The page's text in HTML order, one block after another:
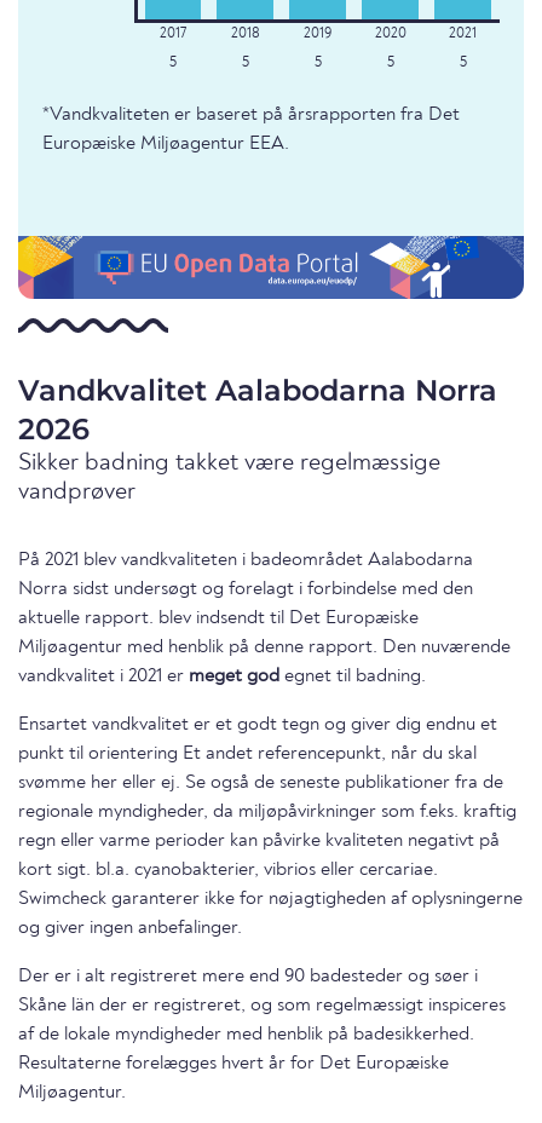
5 5 5 5 5
*Vandkvaliteten er baseret på årsrapporten fra Det
Europæiske Miljøagentur EEA.
Vandkvalitet Aalabodarna Norra
2026
Sikker badning takket være regelmæssige
vandprøver
På 2021 blev vandkvaliteten i badeområdet Aalabodarna
Norra sidst undersøgt og forelagt i forbindelse med den
aktuelle rapport. blev indsendt til Det Europæiske
Miljøagentur med henblik på denne rapport. Den nuværende
vandkvalitet i 2021 er meget god egnet til badning.
Ensartet vandkvalitet er et godt tegn og giver dig endnu et
punkt til orientering Et andet referencepunkt, når du skal
svømme her eller ej. Se også de seneste publikationer fra de
regionale myndigheder, da miljøpåvirkninger som f.eks. kraftig
regn eller varme perioder kan påvirke kvaliteten negativt på
kort sigt. bl.a. cyanobakterier, vibrios eller cercariae.
Swimcheck garanterer ikke for nøjagtigheden af oplysningerne
og giver ingen anbefalinger.
Der er i alt registreret mere end 90 badesteder og søer i
Skåne län der er registreret, og som regelmæssigt inspiceres
af de lokale myndigheder med henblik på badesikkerhed.
Resultaterne forelægges hvert år for Det Europæiske
Miljøagentur.